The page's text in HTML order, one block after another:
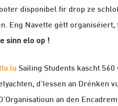
disponibel fir drop ze
Eng Navette gëtt
sinn elo op !
Sailing Students kascht
d’Iessen an Drénken
an den